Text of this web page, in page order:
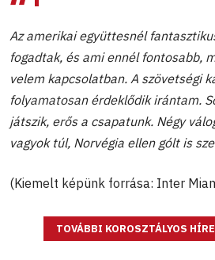
Az amerikai együttesnél
fogadtak, és ami ennél fontosabb,
velem kapcsolatban. A szövetségi
folyamatosan érdeklődik irántam.
játszik, erős a csapatunk. Négy
vagyok túl, Norvégia ellen gólt is
(Kiemelt képünk forrása: Inter
TOVÁBBI KOROSZTÁLYOS